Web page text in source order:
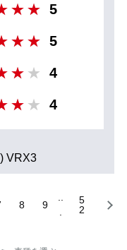
5
5
4
4
VRX3
8 9
5
2